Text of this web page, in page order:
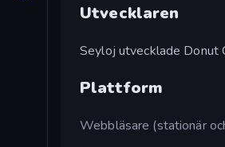
Utvecklaren
Seyloj utvecklade Donut
Plattform
Webbläsare (stationär